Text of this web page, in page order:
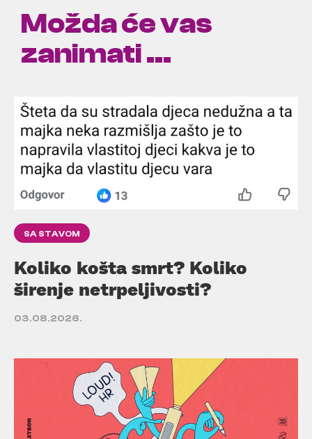
Možda će vas
zanimati ...
SA STAVOM
Koliko košta smrt? Koliko
širenje netrpeljivosti?
03.08.2026.